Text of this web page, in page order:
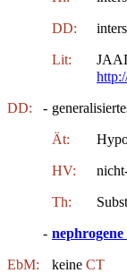
DD:
Lit:
DD: -
Ät:
HV:
Th:
-
EbM: keine CT